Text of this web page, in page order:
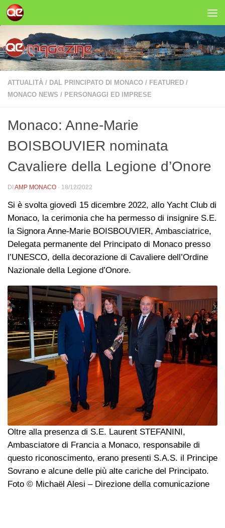
Salta al contenuto
ATTUALITÀ / DAL PRINCIPATO DI MONACO / FEATURED /
MONACO NEWS / PERSONAGGI ED IMPRESE
Monaco: Anne-Marie
BOISBOUVIER nominata
Cavaliere della Legione d’Onore
DI AMP MONACO · 18/12/2022
Si è svolta giovedì 15 dicembre 2022, allo Yacht Club di
Monaco, la cerimonia che ha permesso di insignire S.E.
la Signora Anne-Marie BOISBOUVIER, Ambasciatrice,
Delegata permanente del Principato di Monaco presso
l’UNESCO, della decorazione di Cavaliere dell’Ordine
Nazionale della Legione d’Onore.
Oltre alla presenza di S.E. Laurent STEFANINI,
Ambasciatore di Francia a Monaco, responsabile di
questo riconoscimento, erano presenti S.A.S. il Principe
Sovrano e alcune delle più alte cariche del Principato.
Foto © Michaël Alesi – Direzione della comunicazione